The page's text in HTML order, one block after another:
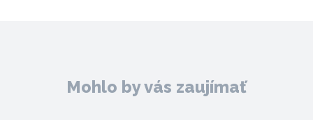
Mohlo by vás zaujímať